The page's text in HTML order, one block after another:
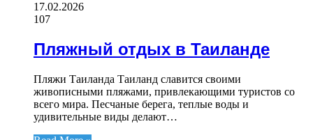
17.02.2026
107
Пляжный отдых в Таиланде
Пляжи Таиланда Таиланд славится своими
живописными пляжами, привлекающими туристов со
всего мира. Песчаные берега, теплые воды и
удивительные виды делают…